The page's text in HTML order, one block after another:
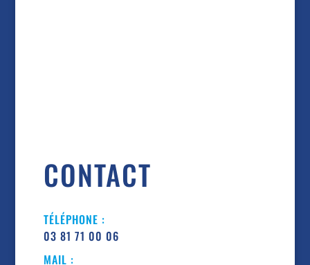
CONTACT
TÉLÉPHONE :
03 81 71 00 06
MAIL :